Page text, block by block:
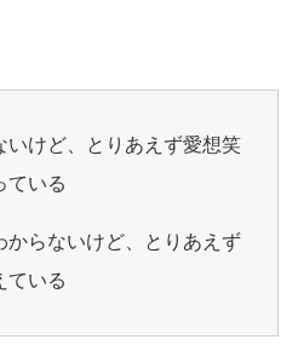
いけど、とりあえず愛想笑
ている
からないけど、とりあえず
ている